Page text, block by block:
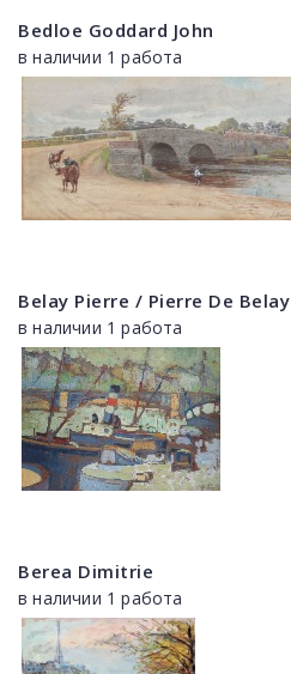
Bedloe Goddard John
в наличии 1 работа
Belay Pierre / Pierre De Belay
в наличии 1 работа
Berea Dimitrie
в наличии 1 работа